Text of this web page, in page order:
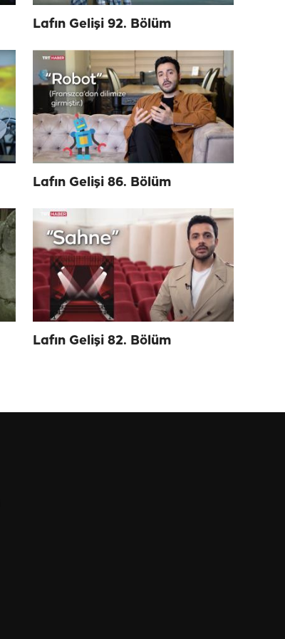
Lafın Gelişi 92. Bölüm
Lafın Gelişi 86. Bölüm
Lafın Gelişi 82. Bölüm